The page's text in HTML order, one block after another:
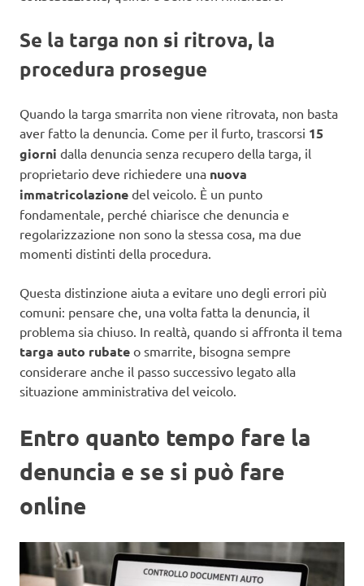
Se la targa non si ritrova, la
procedura prosegue
Quando la targa smarrita non viene ritrovata, non basta
aver fatto la denuncia. Come per il furto, trascorsi 15
giorni dalla denuncia senza recupero della targa, il
proprietario deve richiedere una nuova
immatricolazione del veicolo. È un punto
fondamentale, perché chiarisce che denuncia e
regolarizzazione non sono la stessa cosa, ma due
momenti distinti della procedura.
Questa distinzione aiuta a evitare uno degli errori più
comuni: pensare che, una volta fatta la denuncia, il
problema sia chiuso. In realtà, quando si affronta il tema
targa auto rubate o smarrite, bisogna sempre
considerare anche il passo successivo legato alla
situazione amministrativa del veicolo.
Entro quanto tempo fare la
denuncia e se si può fare
online